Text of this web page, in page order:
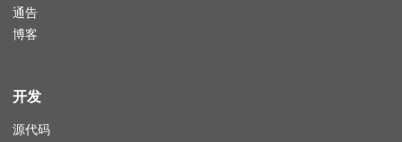
通告
博客
开发
源代码